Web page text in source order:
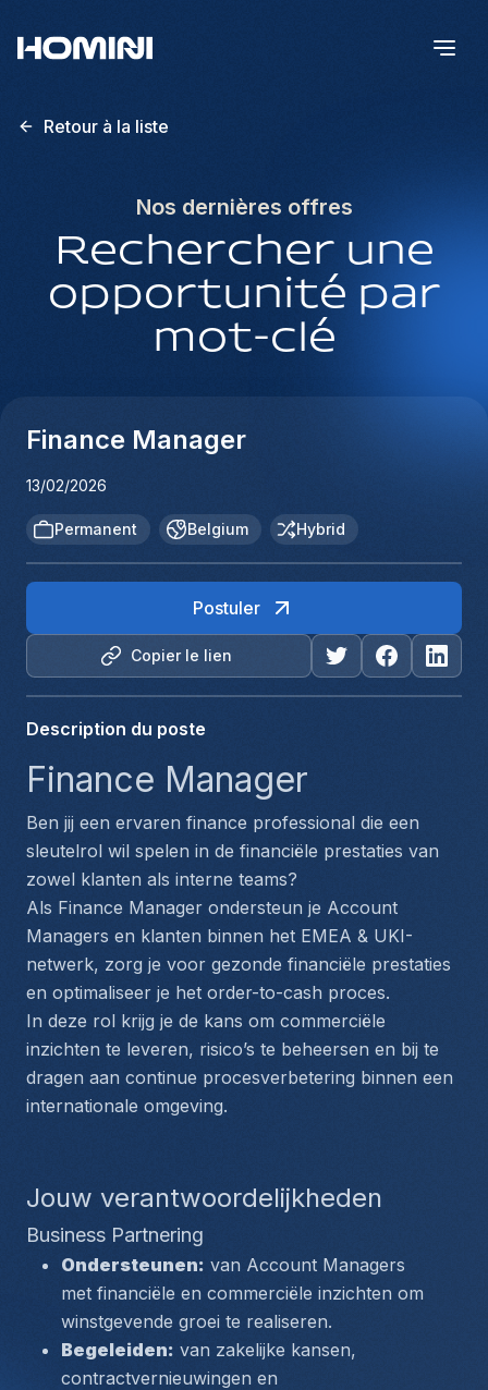
Retour à la liste
Nos dernières offres
Rechercher une
opportunité par
mot-clé
Finance Manager
13/02/2026
Permanent Belgium Hybrid
Copier le lien
Postuler
Description du poste
Finance Manager
Ben jij een ervaren finance professional die een
sleutelrol wil spelen in de financiële prestaties van
zowel klanten als interne teams?
Als Finance Manager ondersteun je Account
Managers en klanten binnen het EMEA & UKI-
netwerk, zorg je voor gezonde financiële prestaties
en optimaliseer je het order-to-cash proces.
In deze rol krijg je de kans om commerciële
inzichten te leveren, risico’s te beheersen en bij te
dragen aan continue procesverbetering binnen een
internationale omgeving.
Jouw verantwoordelijkheden
Business Partnering
Ondersteunen: van Account Managers
met financiële en commerciële inzichten om
winstgevende groei te realiseren.
Begeleiden: van zakelijke kansen,
contractvernieuwingen en